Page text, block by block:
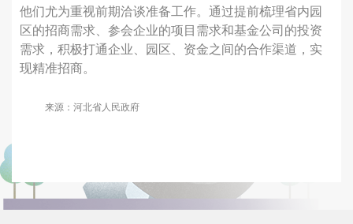
他们尤为重视前期洽谈准备工作。通过提前梳理省内园
区的招商需求、参会企业的项目需求和基金公司的投资
需求，积极打通企业、园区、资金之间的合作渠道，实
现精准招商。
来源：河北省人民政府